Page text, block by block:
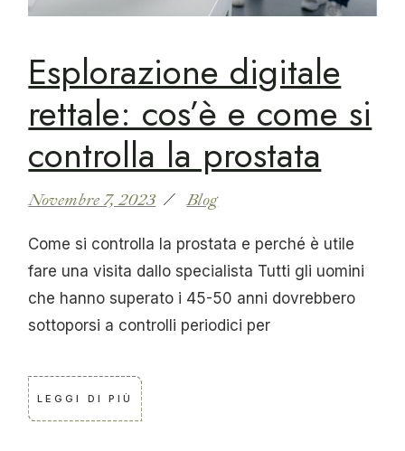
Esplorazione digitale
rettale: cos’è e come si
controlla la prostata
Novembre 7, 2023 Blog
Come si controlla la prostata e perché è utile
fare una visita dallo specialista Tutti gli uomini
che hanno superato i 45-50 anni dovrebbero
sottoporsi a controlli periodici per
LEGGI DI PIÙ